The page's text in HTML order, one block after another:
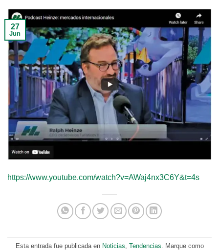
27
Jun
https://www.youtube.com/watch?v=AWaj4nx3C6Y&t=4s
Esta entrada fue publicada en Noticias Tendencias . Marque como